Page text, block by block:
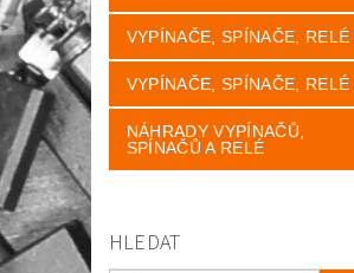
VYPÍNAČE, SPÍNAČE, RELÉ
VYPÍNAČE, SPÍNAČE, RELÉ
NÁHRADY VYPÍNAČŮ,
SPÍNAČŮ A RELÉ
HLEDAT